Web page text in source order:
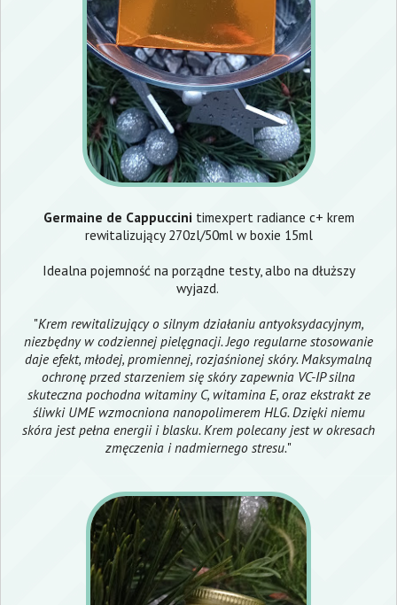
Germaine de Cappuccini timexpert radiance c+ krem
rewitalizujący 270zl/50ml w boxie 15ml
Idealna pojemność na porządne testy, albo na dłuższy
wyjazd.
"Krem rewitalizujący o silnym działaniu antyoksydacyjnym,
niezbędny w codziennej pielęgnacji. Jego regularne stosowanie
daje efekt, młodej, promiennej, rozjaśnionej skóry. Maksymalną
ochronę przed starzeniem się skóry zapewnia VC-IP silna
skuteczna pochodna witaminy C, witamina E, oraz ekstrakt ze
śliwki UME wzmocniona nanopolimerem HLG. Dzięki niemu
skóra jest pełna energii i blasku. Krem polecany jest w okresach
zmęczenia i nadmiernego stresu."